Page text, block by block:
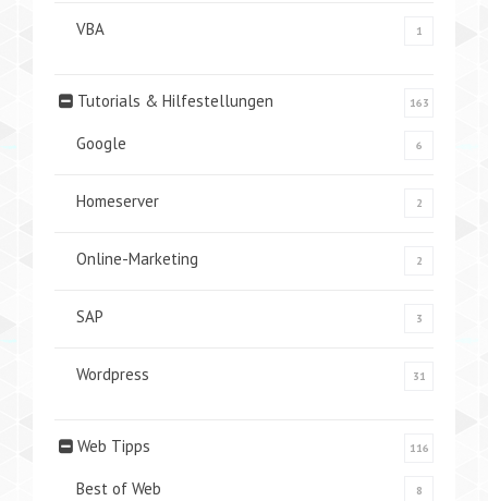
VBA 1
Tutorials & Hilfestellungen 163
Google 6
Homeserver 2
Online-Marketing 2
SAP 3
Wordpress 31
Web Tipps 116
Best of Web 8